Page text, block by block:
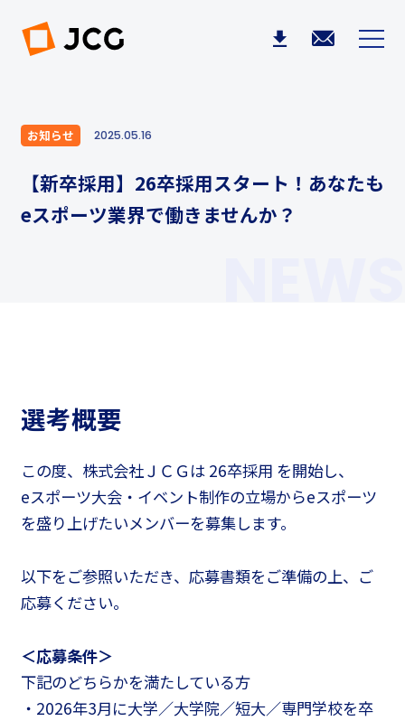
お知らせ 2025.05.16
【新卒採用】26卒採用スタート！あなたも
eスポーツ業界で働きませんか？
選考概要
この度、株式会社ＪＣＧは 26卒採用 を開始し、
eスポーツ大会・イベント制作の立場からeスポーツ
を盛り上げたいメンバーを募集します。
以下をご参照いただき、応募書類をご準備の上、ご
応募ください。
＜応募条件＞
下記のどちらかを満たしている方
・2026年3月に大学／大学院／短大／専門学校を卒